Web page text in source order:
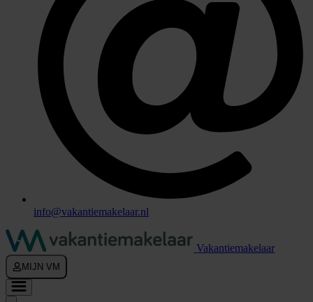
info@vakantiemakelaar.nl
Vakantiemakelaar
MIJN VM